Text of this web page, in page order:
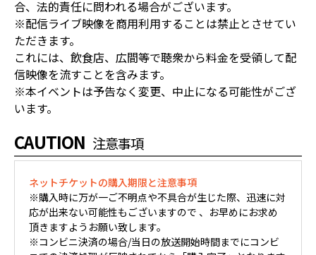
合、法的責任に問われる場合がございます。
※配信ライブ映像を商用利用することは禁止とさせてい
ただきます。
これには、飲食店、広間等で聴衆から料金を受領して配
信映像を流すことを含みます。
※本イベントは予告なく変更、中止になる可能性がござ
います。
CAUTION 注意事項
ネットチケットの購入期限と注意事項
※購入時に万が一ご不明点や不具合が生じた際、迅速に対
応が出来ない可能性もございますので 、お早めにお求め
頂きますようお願い致します。
※コンビニ決済の場合/当日の放送開始時間までにコンビ